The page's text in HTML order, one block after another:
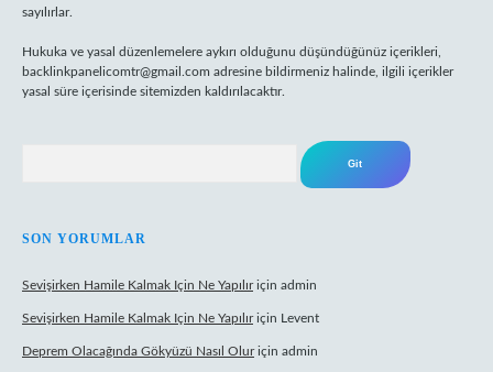
sayılırlar.
Hukuka ve yasal düzenlemelere aykırı olduğunu düşündüğünüz içerikleri,
backlinkpanelicomtr@gmail.com adresine bildirmeniz halinde, ilgili içerikler
yasal süre içerisinde sitemizden kaldırılacaktır.
SON YORUMLAR
Sevişirken Hamile Kalmak Için Ne Yapılıriçin admin
Sevişirken Hamile Kalmak Için Ne Yapılıriçin Levent
Deprem Olacağında Gökyüzü Nasıl Oluriçin admin